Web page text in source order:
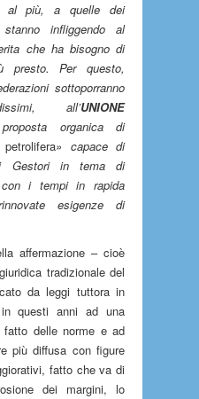
al più, a quelle dei
infliggendo al
che ha bisogno di
presto. Per questo,
sottoporranno
all’UNIONE
organica di
» capace di
Gestori in tema di
i tempi in rapida
esigenze di
affermazione – cioè
tradizionale del
da leggi tuttora in
questi anni ad una
fatto delle norme e ad
più diffusa con figure
fatto che va di
dei margini, lo